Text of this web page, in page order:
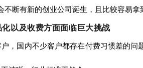
不断有新的创业公司诞生，且比较容易拿
以及收费方面面临巨大挑战
户，国内不少客户都存在付费习惯差的问